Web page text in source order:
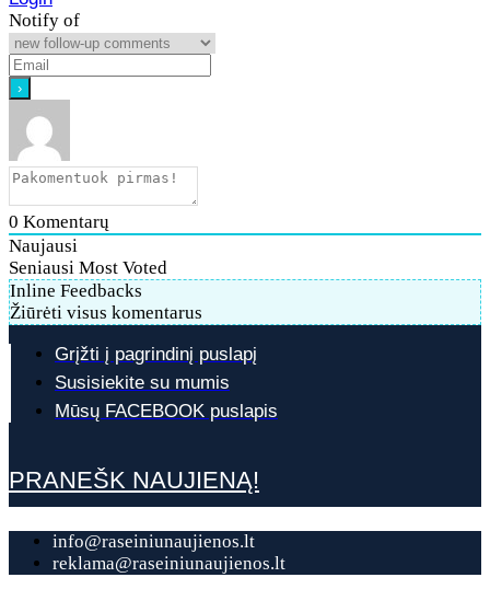
Notify of
0 Komentarų
Naujausi
Seniausi Most Voted
Inline Feedbacks
Žiūrėti visus komentarus
Grįžti į pagrindinį puslapį
Susisiekite su mumis
Mūsų FACEBOOK puslapis
PRANEŠK NAUJIENĄ!
info@raseiniunaujienos.lt
reklama@raseiniunaujienos.lt